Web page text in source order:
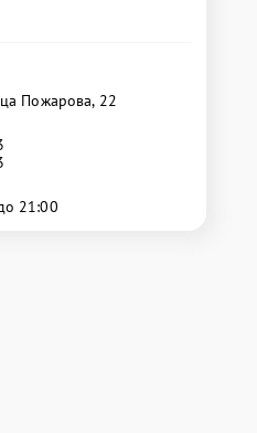
Пожарова, 22
21:00